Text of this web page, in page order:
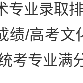
业录取排
绩/高考文
考专业满